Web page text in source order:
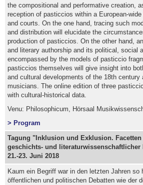
the compositional and performative creation,
reception of pasticcios within a European-
and courts. On the one hand, tracing such
and distribution will elucidate the
production of pasticcios. On the other hand,
and literary authorship and its political, social
encompassed by the models of pasticcio
pasticcios themselves will give insight into
and cultural developments of the 18th
musicians. The online edition of three
with cultural-historical data.
Venu: Philosophicum, Hörsaal
> Program
Tagung "Inklusion und Exklusion.
geschichts- und literaturwissenschaftlicher
21.-23. Juni 2018
Kaum ein Begriff war in den letzten Jahren so
öffentlichen und politischen Debatten wie der